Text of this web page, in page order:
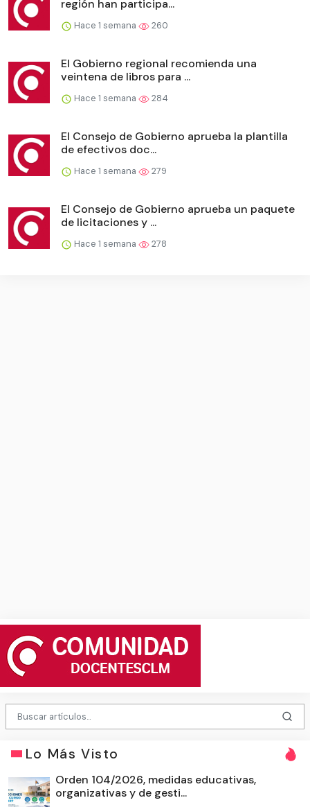
región han participa...
Hace 1 semana 260
El Gobierno regional recomienda una
veintena de libros para ...
Hace 1 semana 284
El Consejo de Gobierno aprueba la plantilla
de efectivos doc...
Hace 1 semana 279
El Consejo de Gobierno aprueba un paquete
de licitaciones y ...
Hace 1 semana 278
Lo Más Visto
Orden 104/2026, medidas educativas,
organizativas y de gesti...